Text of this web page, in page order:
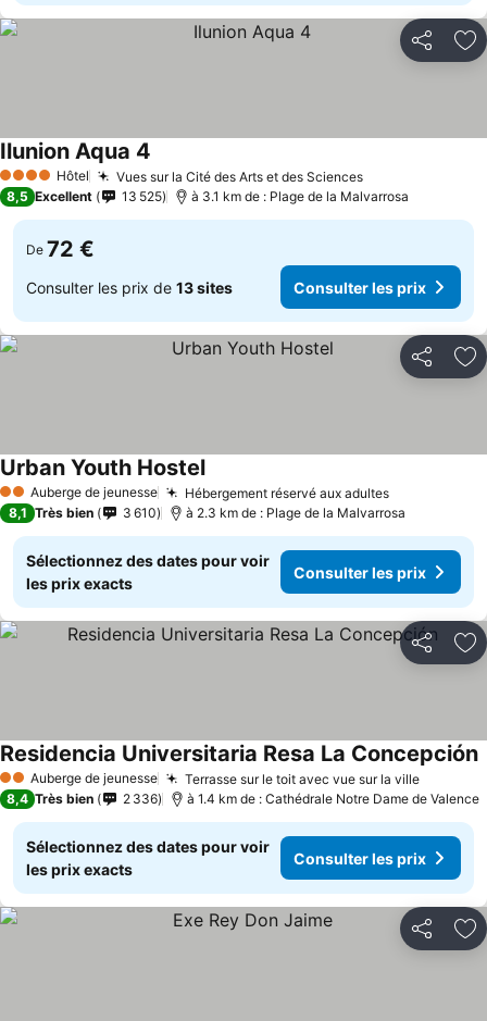
Partager
4 Étoiles Hôtel Vues sur la Cité des Arts et des SciencesConsulter les
Ilunion Aqua 4
8,5 Excellent 13 525 à 3.1 km de : Plage de la Malvarrosa
De 72 €
Consulter les prix de 13 sites Consulter les prix
Partager
2 ÉtoilesAuberge de jeunesse Hébergement réservé aux adultesConsulter
Urban Youth HostelConsulter les prix
8,1 Très bien 3 610 à 2.3 km de : Plage de la Malvarrosa
Sélectionnez des dates pour voir
les prix exacts
Consulter les prix
Partager
2 ÉtoilesAuberge de jeunesse Terrasse sur le toit avec vue sur la ville
Residencia Universitaria Resa La Concepción
8,4 Très bien 2 336 à 1.4 km de : Cathédrale Notre Dame de Valence
Sélectionnez des dates pour voir
les prix exacts
Consulter les prix
Partager